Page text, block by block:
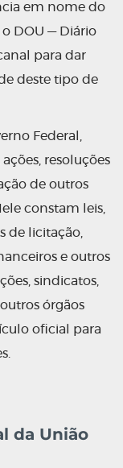
em nome do
DOU — Diário
para dar
deste tipo de
Federal,
resoluções
de outros
constam leis,
de licitação,
e outros
sindicatos,
órgãos
oficial para
da União